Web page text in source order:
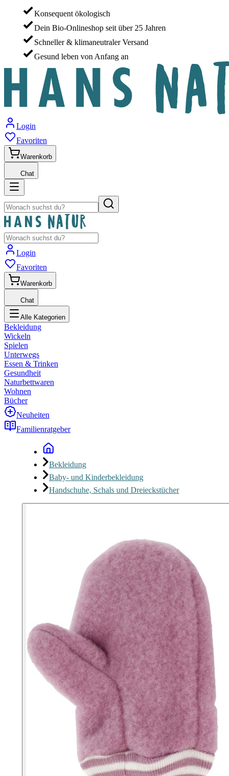
Konsequent ökologisch
Dein Bio-Onlineshop seit über 25 Jahren
Schneller & klimaneutraler Versand
Gesund leben von Anfang an
Login
Favoriten
Warenkorb
Chat
Login
Favoriten
Warenkorb
Chat
Alle Kategorien
Bekleidung
Wickeln
Spielen
Unterwegs
Essen & Trinken
Gesundheit
Naturbettwaren
Wohnen
Bücher
Neuheiten
Familienratgeber
Bekleidung
Baby- und Kinderbekleidung
Handschuhe, Schals und Dreieckstücher